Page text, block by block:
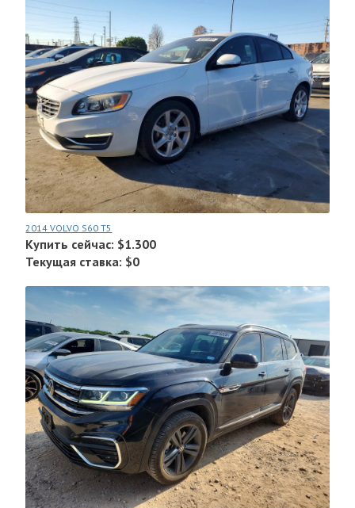
2014 VOLVO S60 T5
Купить сейчас: $1.300
Текущая ставка: $0